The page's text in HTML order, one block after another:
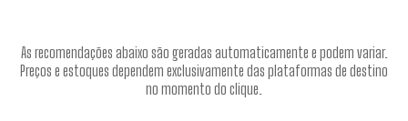
As recomendações abaixo são geradas automaticamente e podem variar.
Preços e estoques dependem exclusivamente das plataformas de destino
no momento do clique.